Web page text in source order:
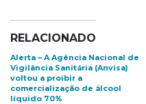
RELACIONADO
Alerta – A Agência Nacional de
Vigilância Sanitária (Anvisa)
voltou a proibir a
comercialização de álcool
líquido 70%